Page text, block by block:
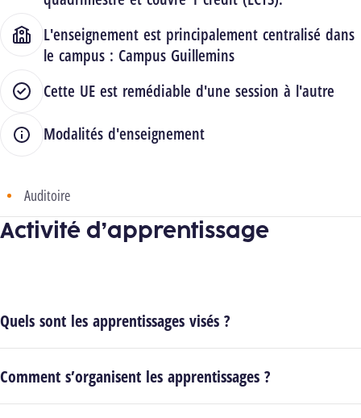
L'enseignement est principalement centralisé dans
le campus : Campus Guillemins
Cette UE est remédiable d'une session à l'autre
Modalités d'enseignement
Auditoire
Activité d’apprentissage
Quels sont les apprentissages visés ?
Comment s’organisent les apprentissages ?